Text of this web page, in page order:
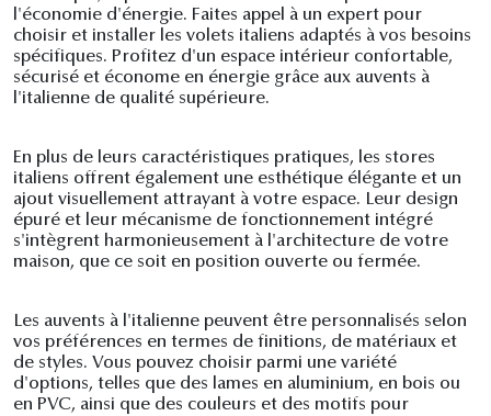
l'économie d'énergie. Faites appel à un expert pour
choisir et installer les volets italiens adaptés à vos besoins
spécifiques. Profitez d'un espace intérieur confortable,
sécurisé et économe en énergie grâce aux auvents à
l'italienne de qualité supérieure.
En plus de leurs caractéristiques pratiques, les stores
italiens offrent également une esthétique élégante et un
ajout visuellement attrayant à votre espace. Leur design
épuré et leur mécanisme de fonctionnement intégré
s'intègrent harmonieusement à l'architecture de votre
maison, que ce soit en position ouverte ou fermée.
Les auvents à l'italienne peuvent être personnalisés selon
vos préférences en termes de finitions, de matériaux et
de styles. Vous pouvez choisir parmi une variété
d'options, telles que des lames en aluminium, en bois ou
en PVC, ainsi que des couleurs et des motifs pour